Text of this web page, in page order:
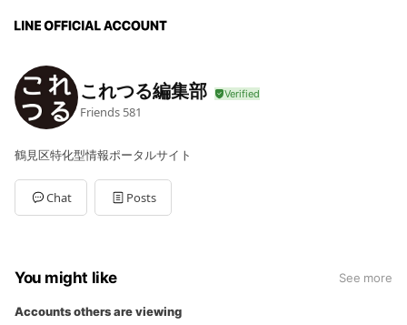
これつる編集部
Friends 581
鶴見区特化型情報ポータルサイト
Chat Posts
You might like See more
Accounts others are viewing